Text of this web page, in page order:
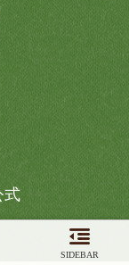
SIDEBAR
式